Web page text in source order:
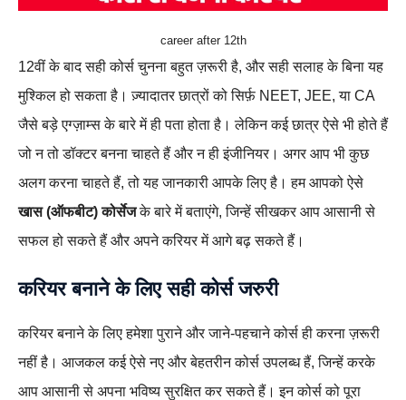
career after 12th
12वीं के बाद सही कोर्स चुनना बहुत ज़रूरी है, और सही सलाह के बिना यह
मुश्किल हो सकता है। ज़्यादातर छात्रों को सिर्फ़ NEET, JEE, या CA
जैसे बड़े एग्ज़ाम्स के बारे में ही पता होता है। लेकिन कई छात्र ऐसे भी होते हैं
जो न तो डॉक्टर बनना चाहते हैं और न ही इंजीनियर। अगर आप भी कुछ
अलग करना चाहते हैं, तो यह जानकारी आपके लिए है। हम आपको ऐसे
खास (ऑफबीट) कोर्सेजके बारे में बताएंगे, जिन्हें सीखकर आप आसानी से
सफल हो सकते हैं और अपने करियर में आगे बढ़ सकते हैं।
करियर बनाने के लिए सही कोर्स जरुरी
करियर बनाने के लिए हमेशा पुराने और जाने-पहचाने कोर्स ही करना ज़रूरी
नहीं है। आजकल कई ऐसे नए और बेहतरीन कोर्स उपलब्ध हैं, जिन्हें करके
आप आसानी से अपना भविष्य सुरक्षित कर सकते हैं। इन कोर्स को पूरा